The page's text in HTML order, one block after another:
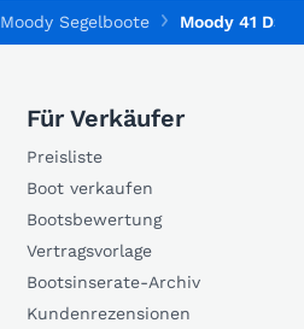
Moody Segelboote Moody 41 DS
Für Verkäufer
Preisliste
Boot verkaufen
Bootsbewertung
Vertragsvorlage
Bootsinserate-Archiv
Kundenrezensionen